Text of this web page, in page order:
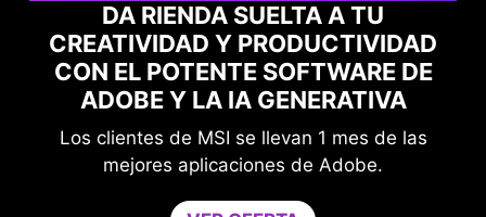
DA RIENDA SUELTA A TU
CREATIVIDAD Y PRODUCTIVIDAD
CON EL POTENTE SOFTWARE DE
ADOBE Y LA IA GENERATIVA
Los clientes de MSI se llevan 1 mes de las
mejores aplicaciones de Adobe.